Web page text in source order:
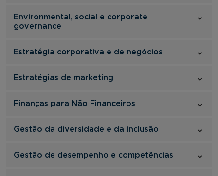
Environmental, social e corporate
governance
Estratégia corporativa e de negócios
Estratégias de marketing
Finanças para Não Financeiros
Gestão da diversidade e da inclusão
Gestão de desempenho e competências